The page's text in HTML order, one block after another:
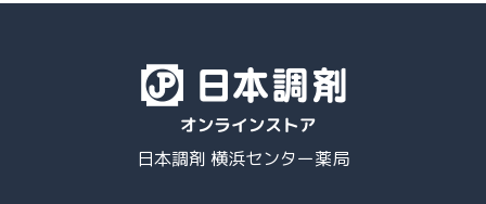
日本調剤 横浜センター薬局